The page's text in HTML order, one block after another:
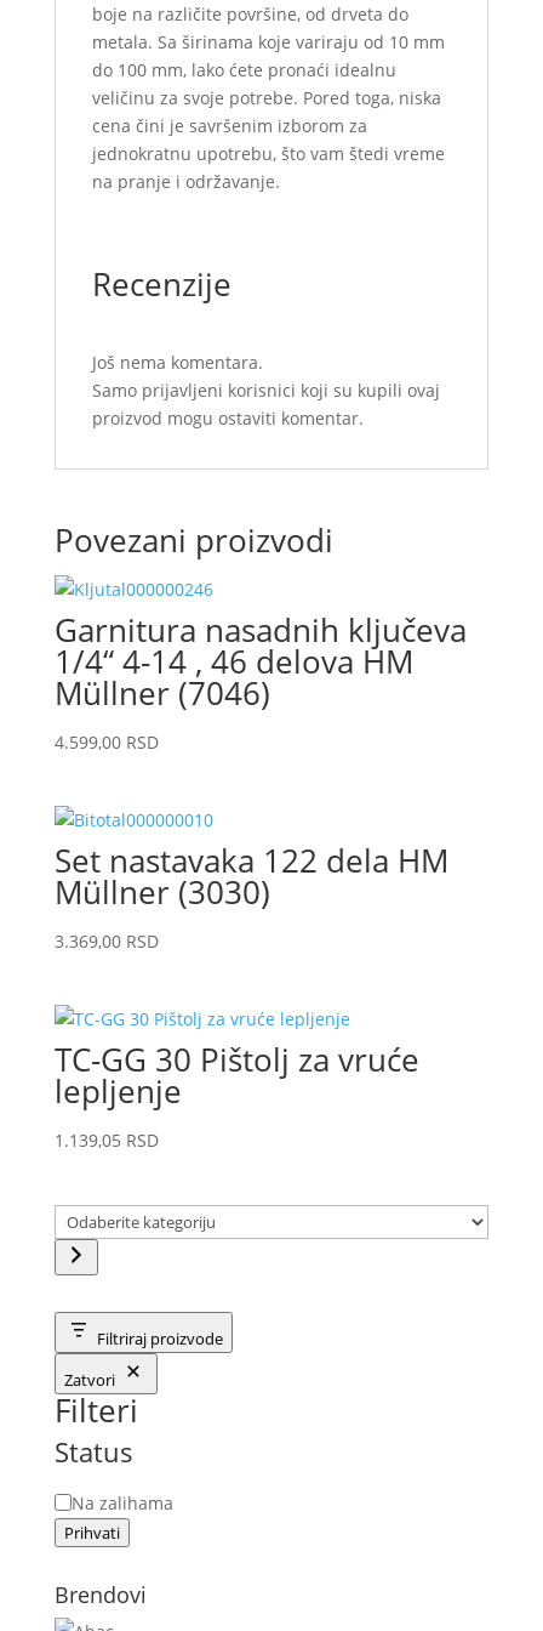
boje na različite površine, od drveta do
metala. Sa širinama koje variraju od 10 mm
do 100 mm, lako ćete pronaći idealnu
veličinu za svoje potrebe. Pored toga, niska
cena čini je savršenim izborom za
jednokratnu upotrebu, što vam štedi vreme
na pranje i održavanje.
Recenzije
Još nema komentara.
Samo prijavljeni korisnici koji su kupili ovaj
proizvod mogu ostaviti komentar.
Povezani proizvodi
Garnitura nasadnih ključeva
1/4“ 4-14 , 46 delova HM
Müllner (7046)
4.599,00 RSD
Set nastavaka 122 dela HM
Müllner (3030)
3.369,00 RSD
TC-GG 30 Pištolj za vruće
lepljenje
1.139,05 RSD
Odaberite
kategoriju
Filtriraj proizvode
Zatvori
Filteri
Status
Status
Na zalihama
Prihvati
Brendovi